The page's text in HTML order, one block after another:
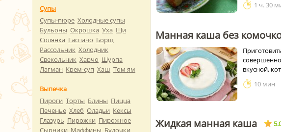
1 ч. 30
Манная каша без
вкусной,
10 мин
Жидкая манная каша
Супы
Супы-пюре Холодные супы
Бульоны Окрошка Уха Щи
Солянка Гаспачо Борщ
Рассольник Холодник
Свекольник Харчо Шурпа
Лагман Крем-суп Хаш Том ям
Выпечка
Пироги Торты Блины Пицца
Печенье Хлеб Оладьи Кексы
Глазурь Пирожки Пирожное
Сырники Маффины Булочки